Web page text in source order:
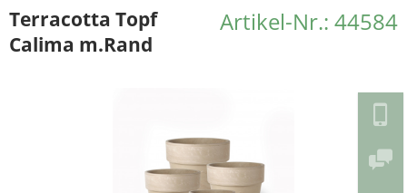
Artikel-Nr.: 44584
Terracotta Topf
Calima m.Rand